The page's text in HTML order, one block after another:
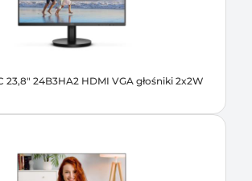
23,8" 24B3HA2 HDMI VGA głośniki 2x2W